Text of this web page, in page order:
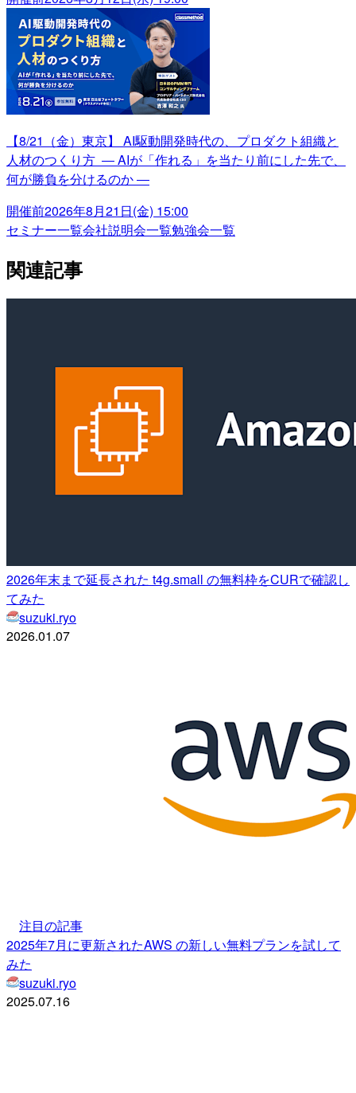
【8/21（金）東京】 AI駆動開発時代の、プロダクト組織と
人材のつくり方 ― AIが「作れる」を当たり前にした先で、
何が勝負を分けるのか ―
開催前2026年8月21日(金) 15:00
セミナー一覧会社説明会一覧勉強会一覧
関連記事
2026年末まで延長された t4g.small の無料枠をCURで確認し
てみた
suzuki.ryo
2026.01.07
注目の記事
2025年7月に更新されたAWS の新しい無料プランを試して
みた
suzuki.ryo
2025.07.16